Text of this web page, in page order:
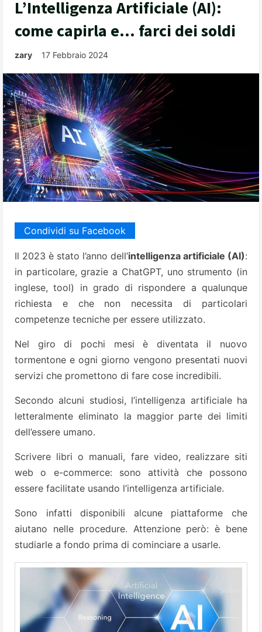
L’Intelligenza Artificiale (AI):
come capirla e… farci dei soldi
zary 17 Febbraio 2024
Condividi su Facebook
Il 2023 è stato l’anno dell’intelligenza artificiale (AI):
in particolare, grazie a ChatGPT, uno strumento (in
inglese, tool) in grado di rispondere a qualunque
richiesta e che non necessita di particolari
competenze tecniche per essere utilizzato.
Nel giro di pochi mesi è diventata il nuovo
tormentone e ogni giorno vengono presentati nuovi
servizi che promettono di fare cose incredibili.
Secondo alcuni studiosi, l’intelligenza artificiale ha
letteralmente eliminato la maggior parte dei limiti
dell’essere umano.
Scrivere libri o manuali, fare video, realizzare siti
web o e-commerce: sono attività che possono
essere facilitate usando l’intelligenza artificiale.
Sono infatti disponibili alcune piattaforme che
aiutano nelle procedure. Attenzione però: è bene
studiarle a fondo prima di cominciare a usarle.